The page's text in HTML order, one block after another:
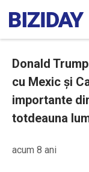
Donald
cu Mexic și
importante
totdeauna
acum 8 ani